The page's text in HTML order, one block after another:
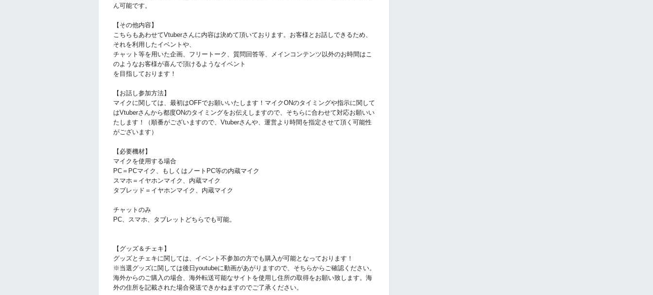
ん可能です。
【その他内容】
こちらもあわせてVtuberさんに内容は決めて頂いております。お客様とお話しできるため、
それを利用したイベントや、
チャット等を用いた企画、フリートーク、質問回答等、メインコンテンツ以外のお時間はこ
のようなお客様が喜んで頂けるようなイベント
を目指しております！
【お話し参加方法】
マイクに関しては、最初はOFFでお願いいたします！マイクONのタイミングや指示に関して
はVtuberさんから都度ONのタイミングをお伝えしますので、そちらに合わせて対応お願いい
たします！（順番がございますので、Vtuberさんや、運営より時間を指定させて頂く可能性
がございます）
【必要機材】
マイクを使用する場合
PC＝PCマイク、もしくはノートPC等の内蔵マイク
スマホ＝イヤホンマイク、内蔵マイク
タブレッド＝イヤホンマイク、内蔵マイク
チャットのみ
PC、スマホ、タブレットどちらでも可能。
【グッズ＆チェキ】
グッズとチェキに関しては、イベント不参加の方でも購入が可能となっております！
※当選グッズに関しては後 日youtubeに動画があがりますので、そちらからご確認ください。
海外からのご購入の場合、海外転送可能なサイトを使用し住所の取得をお願い致します。海
外の住所を記載された場合発送できかねますのでご了承ください。